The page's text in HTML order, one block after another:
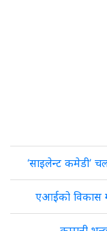
‘साइलेन्ट कमेडी’
एआईको विकास